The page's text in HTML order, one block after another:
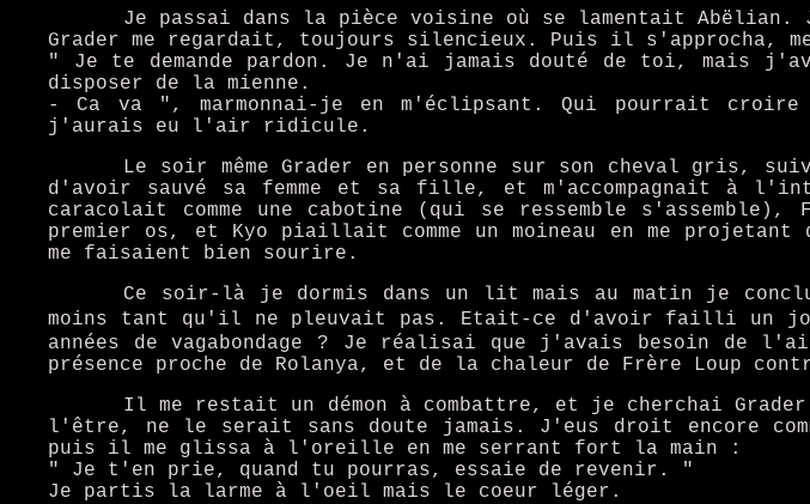
Je passai dans la pièce voisine où se lamentait
Grader me regardait, toujours silencieux. Puis il s'approcha,
" Je te demande pardon. Je n'ai jamais douté de toi, mais
disposer de la mienne.
- Ca va ", marmonnai-je en m'éclipsant. Qui pourrait
j'aurais eu l'air ridicule.
Le soir même Grader en personne sur son cheval gris,
d'avoir sauvé sa femme et sa fille, et m'accompagnait à
caracolait comme une cabotine (qui se ressemble
premier os, et Kyo piaillait comme un moineau en me
me faisaient bien sourire.
Ce soir-là je dormis dans un lit mais au matin je
moins tant qu'il ne pleuvait pas. Etait-ce d'avoir failli un
années de vagabondage ? Je réalisai que j'avais besoin de
présence proche de Rolanya, et de la chaleur de Frère
Il me restait un démon à combattre, et je cherchai
l'être, ne le serait sans doute jamais. J'eus droit encore
puis il me glissa à l'oreille en me serrant fort la main :
" Je t'en prie, quand tu pourras, essaie de revenir. "
Je partis la larme à l'oeil mais le coeur léger.